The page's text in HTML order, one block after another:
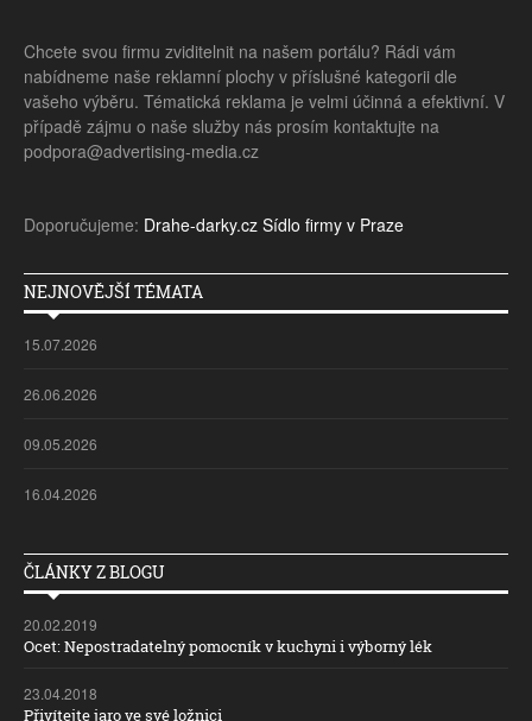
Chcete svou firmu zviditelnit na našem portálu? Rádi vám
nabídneme naše reklamní plochy v příslušné kategorii dle
vašeho výběru. Tématická reklama je velmi účinná a efektivní. V
případě zájmu o naše služby nás prosím kontaktujte na
podpora@advertising-media.cz
Doporučujeme: Drahe-darky.cz Sídlo firmy v Praze
NEJNOVĚJŠÍ TÉMATA
15.07.2026
26.06.2026
09.05.2026
16.04.2026
ČLÁNKY Z BLOGU
20.02.2019
Ocet: Nepostradatelný pomocník v kuchyni i výborný lék
23.04.2018
Přivítejte jaro ve své ložnici